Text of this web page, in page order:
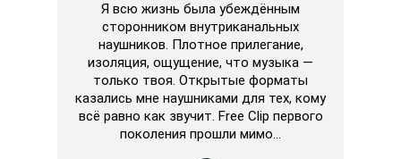
Я всю жизнь была убеждённым
сторонником внутриканальных
наушников. Плотное прилегание,
изоляция, ощущение, что музыка —
только твоя. Открытые форматы
казались мне наушниками для тех, кому
всё равно как звучит. Free Clip первого
поколения прошли мимо…